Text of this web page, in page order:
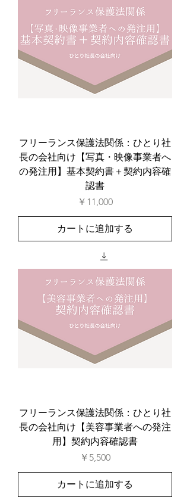
フリーランス保護法関係：ひとり社
長の会社向け【写真・映像事業者へ
の発注用】基本契約書＋契約内容確
認書
価格
￥11,000
カートに追加する
フリーランス保護法関係：ひとり社
長の会社向け【美容事業者への発注
用】契約内容確認書
価格
￥5,500
カートに追加する